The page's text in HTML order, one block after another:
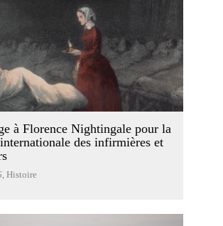
à Florence Nightingale pour la
des infirmières et
, Histoire